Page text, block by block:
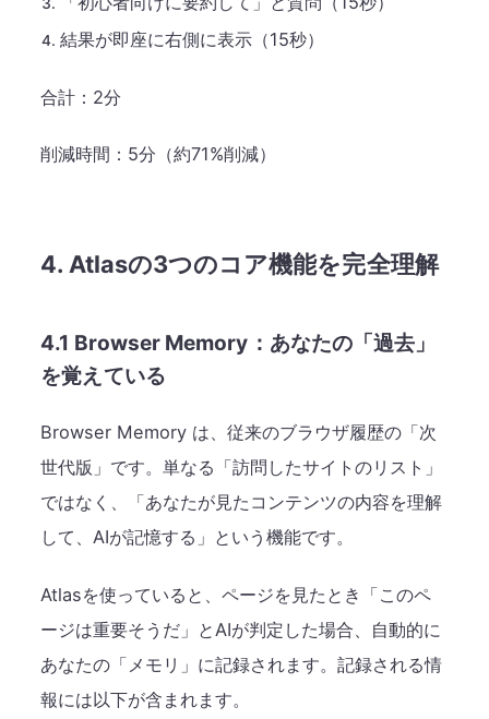
結果が即座に右側に表示（15秒）
合計：2分
削減時間：5分（約71%削減）
4. Atlasの3つのコア機能を完全理解
4.1 Browser Memory：あなたの「過去」
を覚えている
Browser Memory は、従来のブラウザ履歴の「次
世代版」です。単なる「訪問したサイトのリスト」
ではなく、「あなたが見たコンテンツの内容を理解
して、AIが記憶する」という機能です。
Atlasを使っていると、ページを見たとき「このペ
ージは重要そうだ」とAIが判定した場合、自動的に
あなたの「メモリ」に記録されます。記録される情
報には以下が含まれます。